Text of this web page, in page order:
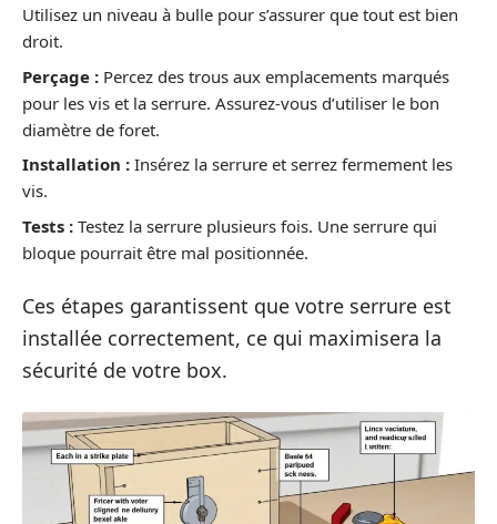
Utilisez un niveau à bulle pour s’assurer que tout est bien
droit.
Perçage : Percez des trous aux emplacements marqués
pour les vis et la serrure. Assurez-vous d’utiliser le bon
diamètre de foret.
Installation : Insérez la serrure et serrez fermement les
vis.
Tests : Testez la serrure plusieurs fois. Une serrure qui
bloque pourrait être mal positionnée.
Ces étapes garantissent que votre serrure est
installée correctement, ce qui maximisera la
sécurité de votre box.